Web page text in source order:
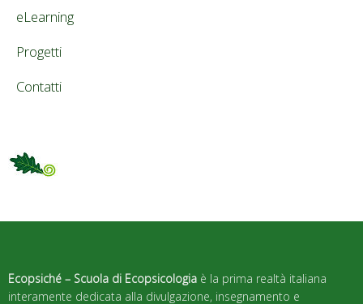
eLearning
Progetti
Contatti
Ecopsiché – Scuola di Ecopsicologia è la prima realtà italiana
interamente dedicata alla divulgazione, insegnamento e